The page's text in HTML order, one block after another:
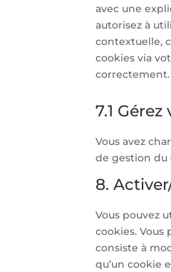
avec une
autorisez à
contextuelle,
cookies via
correctement.
7.1
Vous avez
de gestion du
8.
Vous pouvez
cookies.
consiste à
qu’un cookie